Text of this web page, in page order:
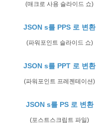
(매크로 사용 슬라이드 쇼)
JSON s를 PPS 로 변환
(파워포인트 슬라이드 쇼)
JSON s를 PPT 로 변환
(파워포인트 프레젠테이션)
JSON s를 PS 로 변환
(포스트스크립트 파일)